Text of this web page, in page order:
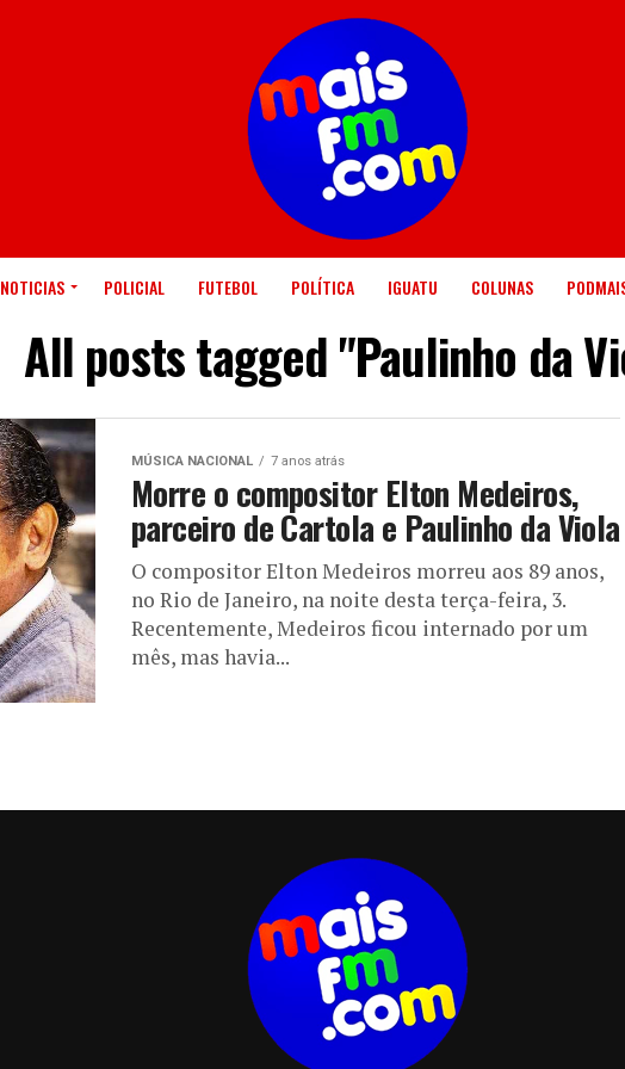
NOTICIAS POLICIAL FUTEBOL POLÍTICA IGUATU COLUNAS
All posts tagged "Paulinho da
MÚSICA NACIONAL 7 anos atrás
Morre o compositor Elton Medeiros,
parceiro de Cartola e Paulinho da Viola
O compositor Elton Medeiros morreu aos 89 anos,
no Rio de Janeiro, na noite desta terça-feira, 3.
Recentemente, Medeiros ficou internado por um
mês, mas havia...